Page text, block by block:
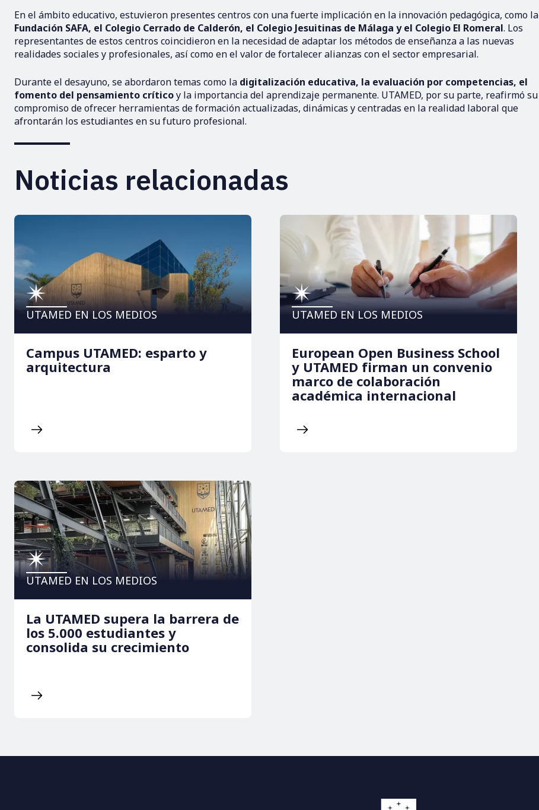
En el ámbito educativo, estuvieron presentes centros con una fuerte implicación en la innovación pedagógica, como la
Fundación SAFA, el Colegio Cerrado de Calderón, el Colegio Jesuitinas de Málaga y el Colegio El Romeral. Los
representantes de estos centros coincidieron en la necesidad de adaptar los métodos de enseñanza a las nuevas
realidades sociales y profesionales, así como en el valor de fortalecer alianzas con el sector empresarial.
Durante el desayuno, se abordaron temas como la digitalización educativa, la evaluación por competencias, el
fomento del pensamiento críticoy la importancia del aprendizaje permanente. UTAMED, por su parte, reafirmó su
compromiso de ofrecer herramientas de formación actualizadas, dinámicas y centradas en la realidad laboral que
afrontarán los estudiantes en su futuro profesional.
Noticias relacionadas
UTAMED EN LOS MEDIOS
Campus UTAMED: esparto y
arquitectura
UTAMED EN LOS MEDIOS
European Open Business School
y UTAMED firman un convenio
marco de colaboración
académica internacional
UTAMED EN LOS MEDIOS
La UTAMED supera la barrera de
los 5.000 estudiantes y
consolida su crecimiento